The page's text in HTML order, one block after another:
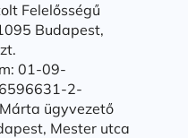
Felelősségű
Budapest,
01-09-
2-
ügyvezető
Mester utca